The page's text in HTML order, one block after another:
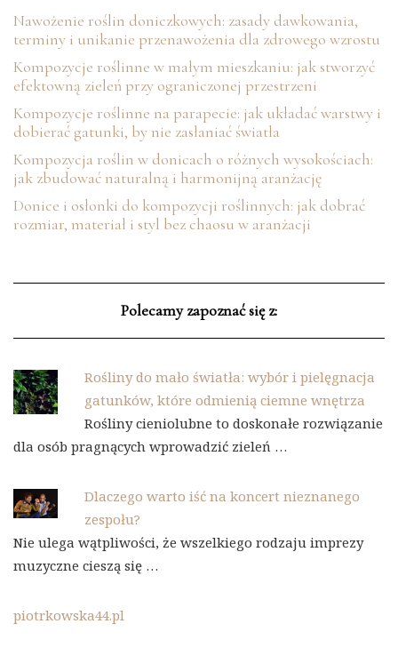
Nawożenie roślin doniczkowych: zasady dawkowania,
terminy i unikanie przenawożenia dla zdrowego wzrostu
Kompozycje roślinne w małym mieszkaniu: jak stworzyć
efektowną zieleń przy ograniczonej przestrzeni
Kompozycje roślinne na parapecie: jak układać warstwy i
dobierać gatunki, by nie zasłaniać światła
Kompozycja roślin w donicach o różnych wysokościach:
jak zbudować naturalną i harmonijną aranżację
Donice i osłonki do kompozycji roślinnych: jak dobrać
rozmiar, materiał i styl bez chaosu w aranżacji
Polecamy zapoznać się z:
Rośliny do mało światła: wybór i pielęgnacja
gatunków, które odmienią ciemne wnętrza
Rośliny cieniolubne to doskonałe rozwiązanie
dla osób pragnących wprowadzić zieleń …
Dlaczego warto iść na koncert nieznanego
zespołu?
Nie ulega wątpliwości, że wszelkiego rodzaju imprezy
muzyczne cieszą się …
piotrkowska44.pl